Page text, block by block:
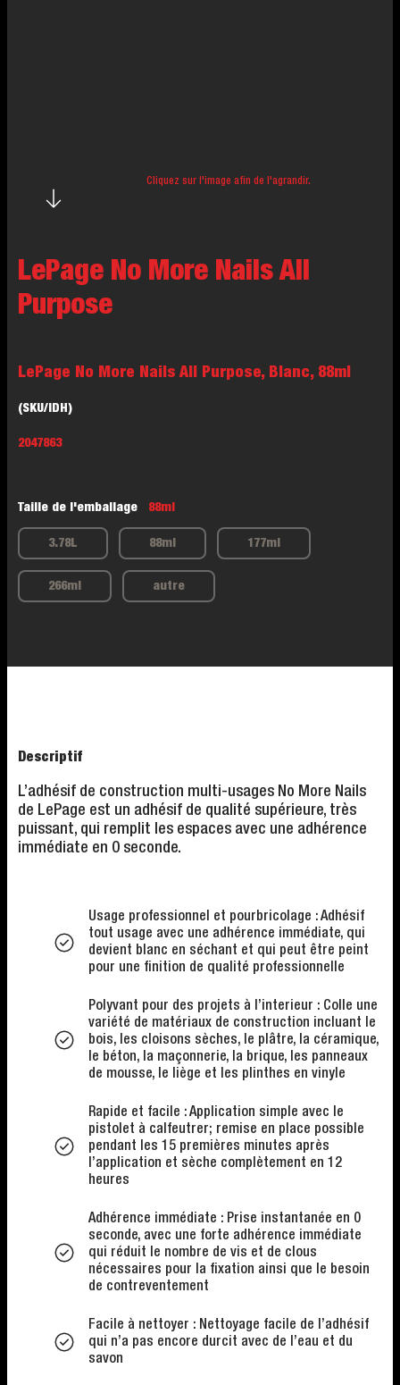
Cliquez sur l'image afin de l'agrandir.
LePage No More Nails All
Purpose
LePage No More Nails All Purpose, Blanc, 88ml
(SKU/IDH)
2047863
Taille de l'emballage 88ml
3.78L 88ml 177ml
266ml autre
Descriptif
L’adhésif de construction multi-usages No More Nails
de LePage est un adhésif de qualité supérieure, très
puissant, qui remplit les espaces avec une adhérence
immédiate en 0 seconde.
Usage professionnel et pourbricolage : Adhésif
tout usage avec une adhérence immédiate, qui
devient blanc en séchant et qui peut être peint
pour une finition de qualité professionnelle
Polyvant pour des projets à l’interieur : Colle une
variété de matériaux de construction incluant le
bois, les cloisons sèches, le plâtre, la céramique,
le béton, la maçonnerie, la brique, les panneaux
de mousse, le liège et les plinthes en vinyle
Rapide et facile : Application simple avec le
pistolet à calfeutrer; remise en place possible
pendant les 15 premières minutes après
l’application et sèche complètement en 12
heures
Adhérence immédiate : Prise instantanée en 0
seconde, avec une forte adhérence immédiate
qui réduit le nombre de vis et de clous
nécessaires pour la fixation ainsi que le besoin
de contreventement
Facile à nettoyer : Nettoyage facile de l’adhésif
qui n’a pas encore durcit avec de l’eau et du
savon